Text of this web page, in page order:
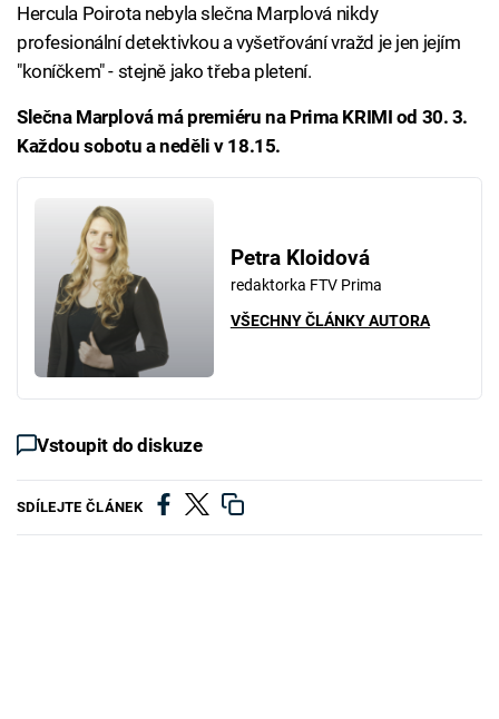
Hercula Poirota nebyla slečna Marplová nikdy
profesionální detektivkou a vyšetřování vražd je jen jejím
"koníčkem" - stejně jako třeba pletení.
Slečna Marplová má premiéru na Prima KRIMI od 30. 3.
Každou sobotu a neděli v 18.15.
Petra Kloidová
redaktorka FTV Prima
VŠECHNY ČLÁNKY AUTORA
Vstoupit do diskuze
SDÍLEJTE ČLÁNEK